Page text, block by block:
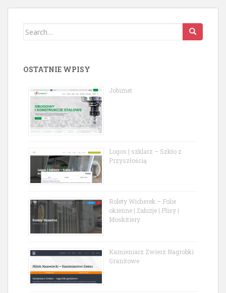
Search
OSTATNIE WPISY
Jobimet
Logos | szklarz – Szkło z
Przyszłością
Rolety Wicherek – Folie
okienne | Żaluzje | Plisy |
Moskitiery
Kamieniarz Zwierz Nagrobki
Granitowe